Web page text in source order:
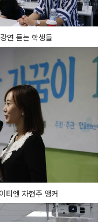
연 듣는 학생들
티엔 차현주 앵커